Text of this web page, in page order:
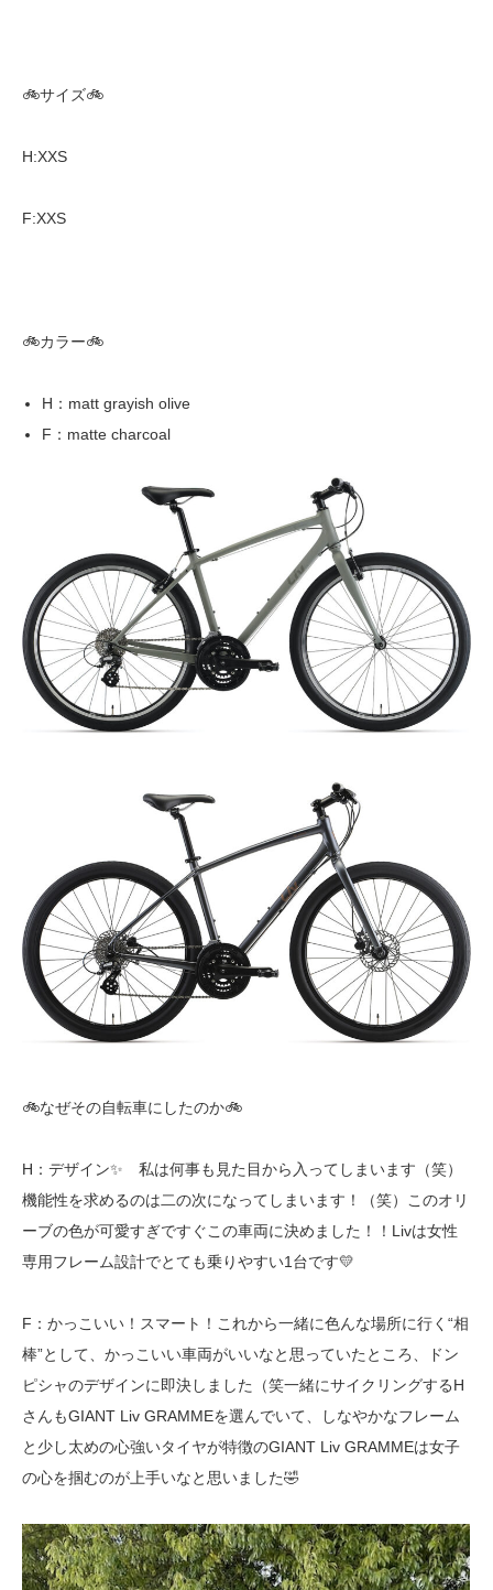
🚲サイズ🚲
H:XXS
F:XXS
🚲カラー🚲
H：matt grayish olive
F：matte charcoal
🚲なぜその自転車にしたのか🚲
H：デザイン✨ 私は何事も見た目から入ってしまいます（笑）
機能性を求めるのは二の次になってしまいます！（笑）このオリ
ーブの色が可愛すぎですぐこの車両に決めました！！Livは女性
専用フレーム設計でとても乗りやすい1台です💛
F：かっこいい！スマート！これから一緒に色んな場所に行く“相
棒”として、かっこいい車両がいいなと思っていたところ、ドン
ピシャのデザインに即決しました（笑一緒にサイクリングするH
さんもGIANT Liv GRAMMEを選んでいて、しなやかなフレーム
と少し太めの心強いタイヤが特徴のGIANT Liv GRAMMEは女子
の心を掴むのが上手いなと思いました🤣